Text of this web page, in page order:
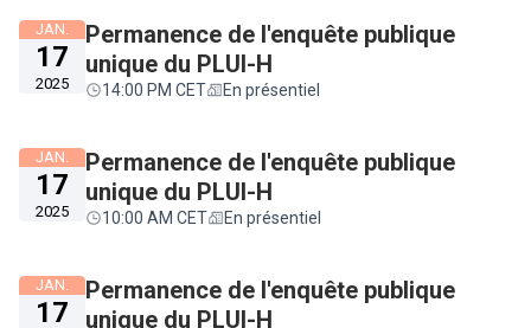
JAN.
17
2025
Permanence de l'enquête publique
unique du PLUI-H
14:00 PM CET En présentiel
JAN.
17
2025
Permanence de l'enquête publique
unique du PLUI-H
10:00 AM CET En présentiel
JAN.
17
Permanence de l'enquête publique
unique du PLUI-H